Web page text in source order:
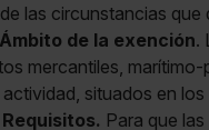
de las circunstancias
Ámbito de la exención.
mercantiles,
situados en
Para que